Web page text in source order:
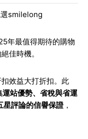
smilelong
年最值得期待的購物
佳時機。
效益大打折扣。此
運站優勢、省稅與省運
星評論的信譽保證，